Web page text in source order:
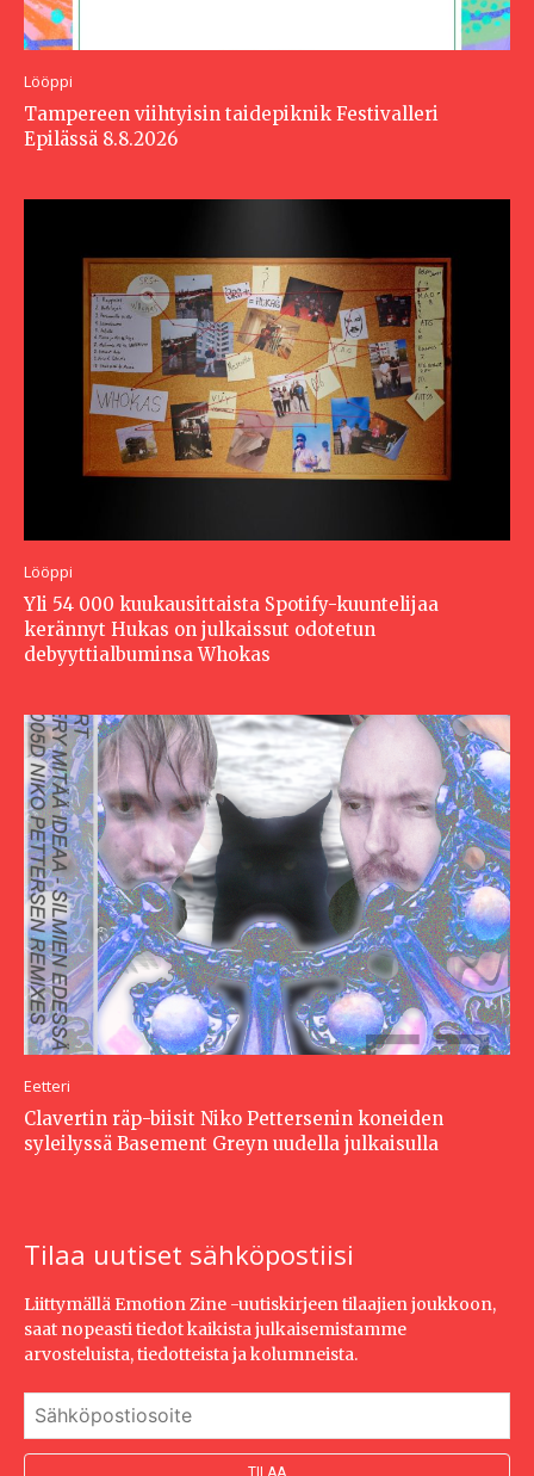
Lööppi
Tampereen viihtyisin taidepiknik Festivalleri
Epilässä 8.8.2026
Lööppi
Yli 54 000 kuukausittaista Spotify-kuuntelijaa
kerännyt Hukas on julkaissut odotetun
debyyttialbuminsa Whokas
Eetteri
Clavertin räp-biisit Niko Pettersenin koneiden
syleilyssä Basement Greyn uudella julkaisulla
Tilaa uutiset sähköpostiisi
Liittymällä Emotion Zine -uutiskirjeen tilaajien joukkoon,
saat nopeasti tiedot kaikista julkaisemistamme
arvosteluista, tiedotteista ja kolumneista.